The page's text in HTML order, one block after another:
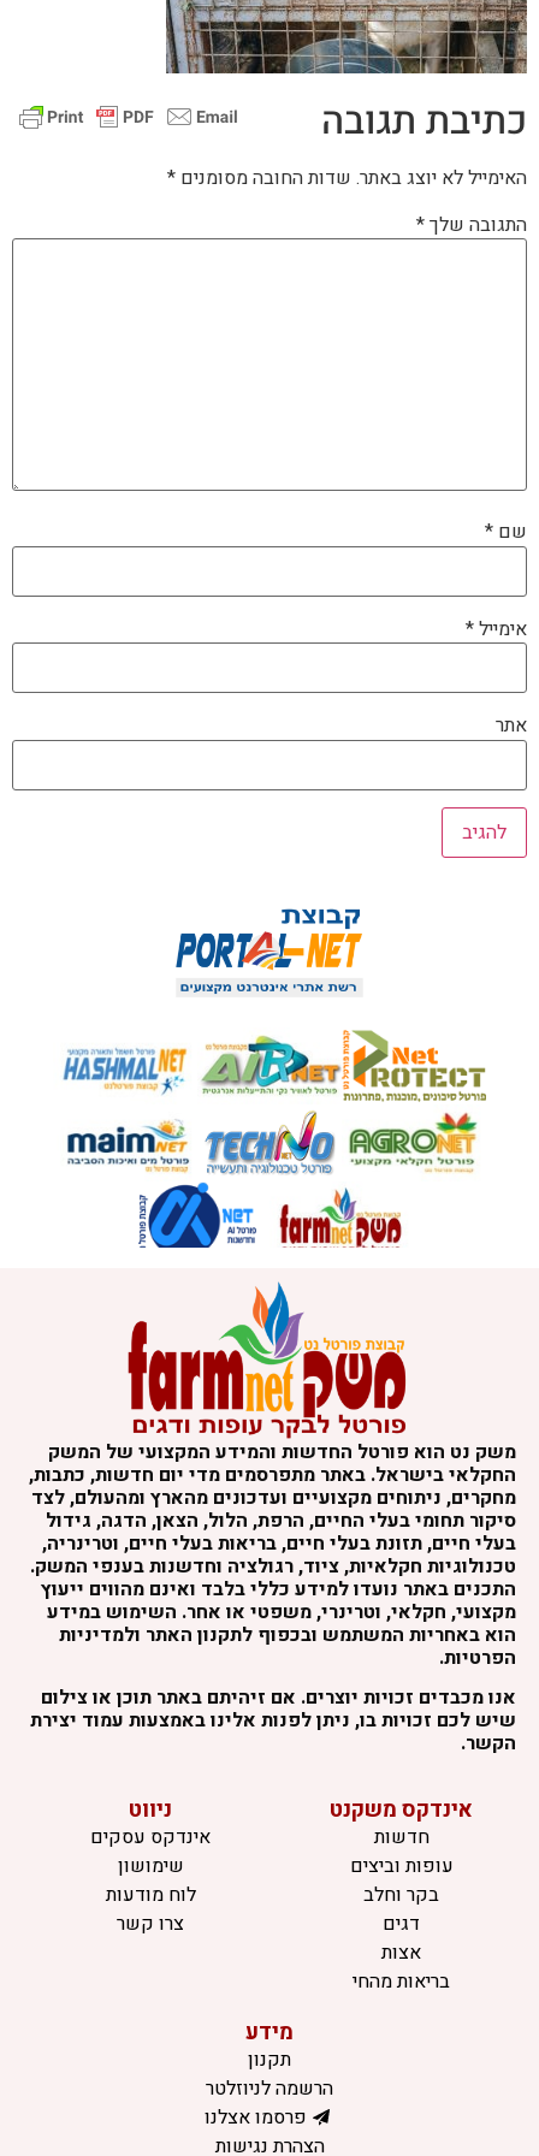
כתיבת תגובה
האימייל לא יוצג באתר. שדות החובה מסומנים *
התגובה שלך*
שם *
אימייל*
אתר
משק נט הוא פורטל החדשות והמידע המקצועי של המשק
החקלאי בישראל. באתר מתפרסמים מדי יום חדשות, כתבות,
מחקרים, ניתוחים מקצועיים ועדכונים מהארץ ומהעולם, לצד
סיקור תחומי בעלי החיים, הרפת, הלול, הצאן, הדגה, גידול
בעלי חיים, תזונת בעלי חיים, בריאות בעלי חיים, וטרינריה,
טכנולוגיות חקלאיות, ציוד, רגולציה וחדשנות בענפי המשק.
התכנים באתר נועדו למידע כללי בלבד ואינם מהווים ייעוץ
מקצועי, חקלאי, וטרינרי, משפטי או אחר. השימוש במידע
הוא באחריות המשתמש ובכפוף לתקנון האתר ולמדיניות
הפרטיות.
אנו מכבדים זכויות יוצרים. אם זיהיתם באתר תוכן או צילום
שיש לכם זכויות בו, ניתן לפנות אלינו באמצעות עמוד יצירת
הקשר.
אינדקס משקנט
חדשות
עופות וביצים
בקר וחלב
דגים
אצות
בריאות מהחי
ניווט
אינדקס עסקים
שימושון
לוח מודעות
צרו קשר
מידע
תקנון
הרשמה לניוזלטר
פרסמו אצלנו
הצהרת נגישות